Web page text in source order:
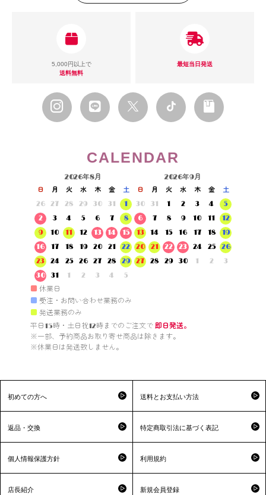
5,000円以上で
送料無料
最短当日発送
CALENDAR
2026年8月
日 月 火 水 木 金
土
26
27 28 29 30 31
1
2
3 4 5 6 7
8
9
10 11 12 13 14
15
16
17 18 19 20 21
22
23
24 25 26 27 28
29
30
31 1 2 3 4 5
2026年9月
日 月 火 水 木 金
土
30
31 1 2 3 4
5
6
7 8 9 10 11
12
13
14 15 16 17 18
19
20
21 22 23 24 25
26
27
28 29 30 1 2 3
■ 休業日
■ 受注・お問い合わせ業務のみ
■ 発送業務のみ
平日15時・土日祝12時までのご注文で 即日発送。
※一部、予約商品お取り寄せ商品は除きます。
※休業日は発送致しません。
初めての方へ 送料とお支払い方法
返品・交換 特定商取引法に基づく表記
個人情報保護方針 利用規約
店長紹介 新規会員登録